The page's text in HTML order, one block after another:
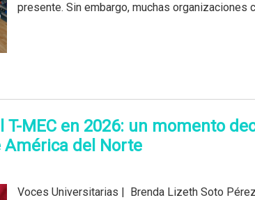
presente. Sin embargo, muchas organizaciones
T-MEC en 2026: un momento
América del Norte
Voces Universitarias | Brenda Lizeth Soto